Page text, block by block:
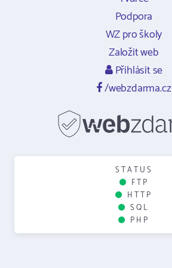
Podpora
WZ pro školy
Založit web
Přihlásit se
/webzdarma.cz
STATUS
FTP
HTTP
SQL
PHP